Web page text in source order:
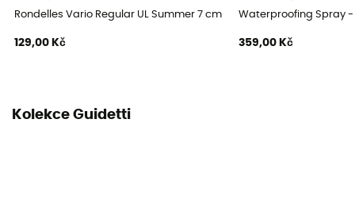
Rondelles Vario Regular UL Summer 7 cm Blister
129,00 Kč
Waterproofing Spray -
359,00 Kč
Kolekce Guidetti